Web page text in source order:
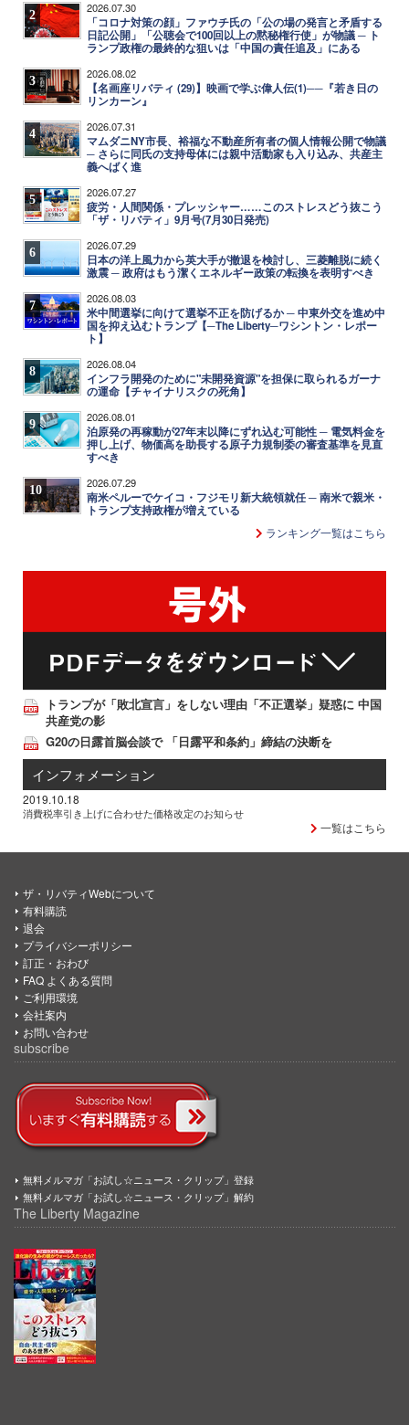
2 2026.07.30
「コロナ対策の顔」ファウチ氏の「公の場の発言と矛盾する
日記公開」「公聴会で100回以上の黙秘権行使」が物議 ─ ト
ランプ政権の最終的な狙いは「中国の責任追及」にある
3 2026.08.02
【名画座リバティ (29)】映画で学ぶ偉人伝(1)──『若き日の
リンカーン』
4 2026.07.31
マムダニNY市長、裕福な不動産所有者の個人情報公開で物議
─ さらに同氏の支持母体には親中活動家も入り込み、共産主
義へばく進
5 2026.07.27
疲労・人間関係・プレッシャー……このストレスどう抜こう
「ザ・リバティ」9月号(7月30日発売)
6 2026.07.29
日本の洋上風力から英大手が撤退を検討し、三菱離脱に続く
激震 ─ 政府はもう潔くエネルギー政策の転換を表明すべき
7 2026.08.03
米中間選挙に向けて選挙不正を防げるか ─ 中東外交を進め中
国を抑え込むトランプ【─The Liberty─ワシントン・レポー
ト】
8 2026.08.04
インフラ開発のために"未開発資源"を担保に取られるガーナ
の運命【チャイナリスクの死角】
9 2026.08.01
泊原発の再稼動が27年末以降にずれ込む可能性 ─ 電気料金を
押し上げ、物価高を助長する原子力規制委の審査基準を見直
すべき
10 2026.07.29
南米ペルーでケイコ・フジモリ新大統領就任 ─ 南米で親米・
トランプ支持政権が増えている
ランキング一覧はこちら
トランプが「敗北宣言」をしない理由「不正選挙」疑惑に 中国
共産党の影
G20の日露首脳会談で 「日露平和条約」締結の決断を
インフォメーション
2019.10.18
消費税率引き上げに合わせた価格改定のお知らせ
一覧はこちら
ザ・リバティWebについて
有料購読
退会
プライバシーポリシー
訂正・おわび
FAQ よくある質問
ご利用環境
会社案内
お問い合わせ
subscribe
無料メルマガ「お試し☆ニュース・クリップ」登録
無料メルマガ「お試し☆ニュース・クリップ」解約
The Liberty Magazine